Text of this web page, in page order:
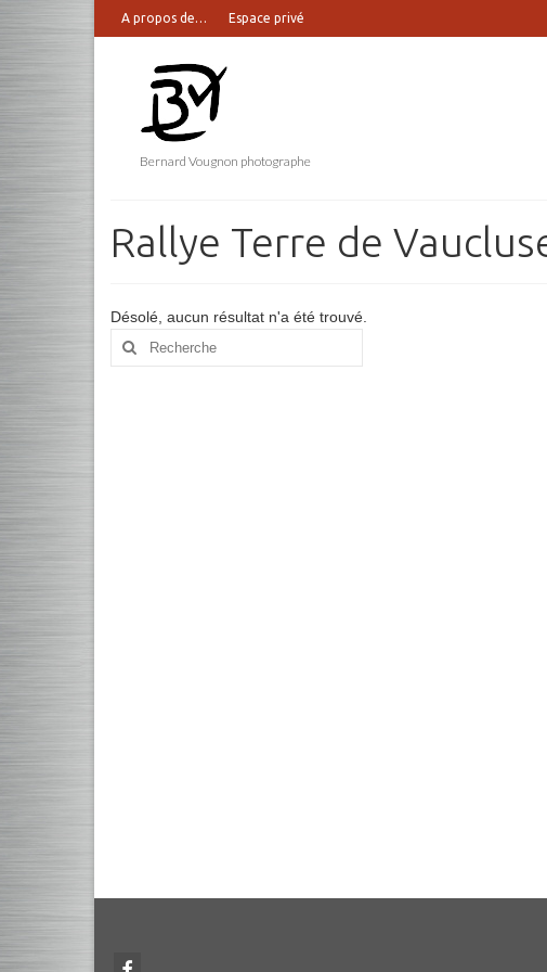
A propos de… Espace privé
Bernard Vougnon photographe
Rallye Terre de
Désolé, aucun résultat n'a été trouvé.
Rechercher